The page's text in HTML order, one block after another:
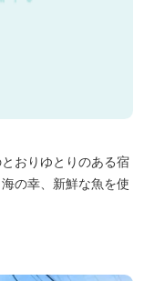
おりゆとりのある宿
の幸、新鮮な魚を使